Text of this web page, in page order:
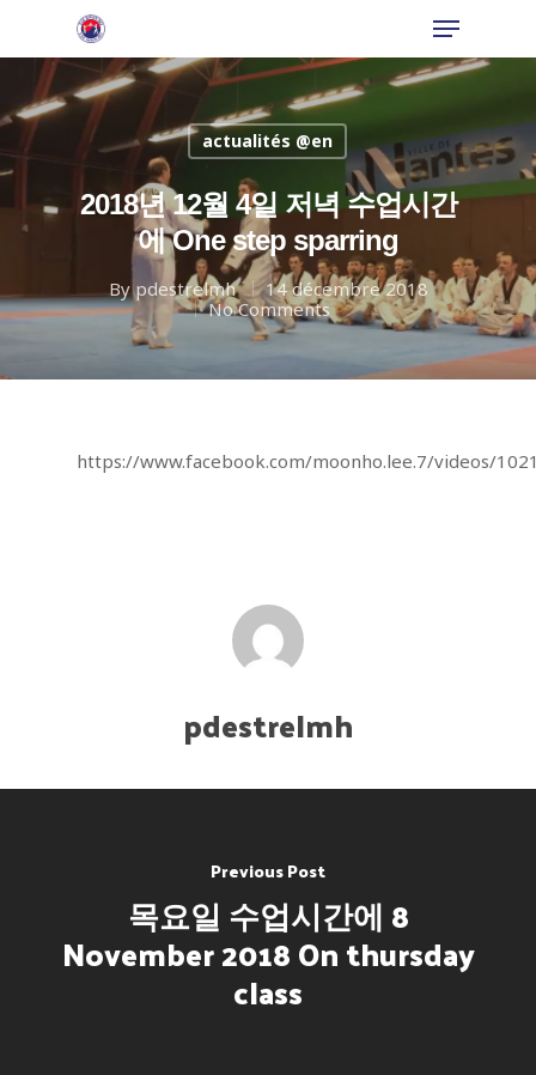
Hit enter to search or ESC to close
actualités @en
2018년 12월 4일 저녁 수업시간
에 One step sparring
Bypdestrelmh
14 décembre 2018
No Comments
https://www.facebook.com/moonho.lee.7/videos/
pdestrelmh
Previous Post
목요일 수업시간에 8
November 2018 On thursday
class